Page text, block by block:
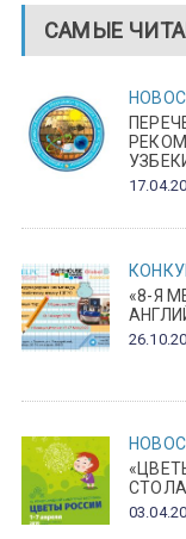
САМЫЕ
«8-Я
СТОЛА